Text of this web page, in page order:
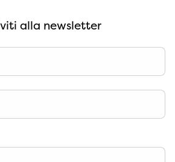
alla newsletter